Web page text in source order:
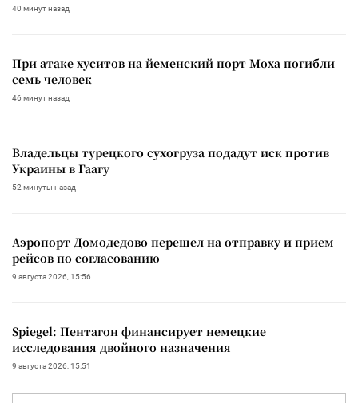
40 минут назад
При атаке хуситов на йеменский порт Моха погибли
семь человек
46 минут назад
Владельцы турецкого сухогруза подадут иск против
Украины в Гаагу
52 минуты назад
Аэропорт Домодедово перешел на отправку и прием
рейсов по согласованию
9 августа 2026, 15:56
Spiegel: Пентагон финансирует немецкие
исследования двойного назначения
9 августа 2026, 15:51